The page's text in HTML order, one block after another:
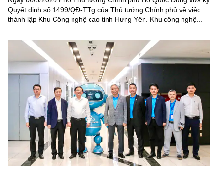
(Ghi rõ nguồn "https://mst.gov.vn" khi phát hành lại thông tin từ
website này)
Quyết định số 1499/QĐ-TTg của Thủ tướng Chính phủ về việc
thành lập Khu Công nghệ cao tỉnh Hưng Yên. Khu công nghệ...